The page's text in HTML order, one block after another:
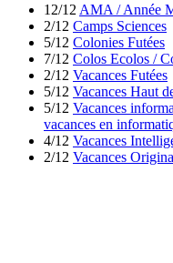
12/12 AMA / Année
2/12 Camps Sciences
5/12 Colonies Futées
7/12 Colos Ecolos /
2/12 Vacances Futées
5/12 Vacances Haut
5/12 Vacances
vacances en
4/12 Vacances
2/12 Vacances